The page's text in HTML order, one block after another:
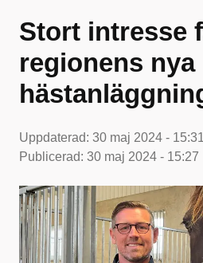
Stort intresse
regionens nya
Uppdaterad: 30 maj 2024 - 15:31
Publicerad: 30 maj 2024 - 15:27